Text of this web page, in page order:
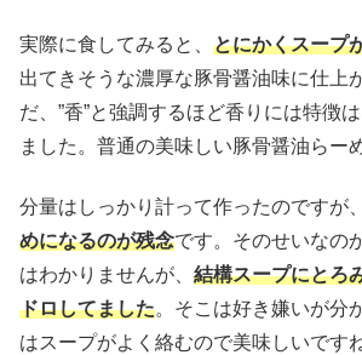
実際に食してみると、 とにかくスープ
出てきそうな濃厚な豚骨醤油味に仕上
だ、”香”と強調するほど香りには特徴
ました。普通の美味しい豚骨醤油らー
分量はしっかり計って作ったのですが、
めになるのが残念です。そのせいなの
はわかりませんが、 結構スープにとろ
ドロしてました。そこは好き嫌いが分
はスープがよく絡むので美味しいですね